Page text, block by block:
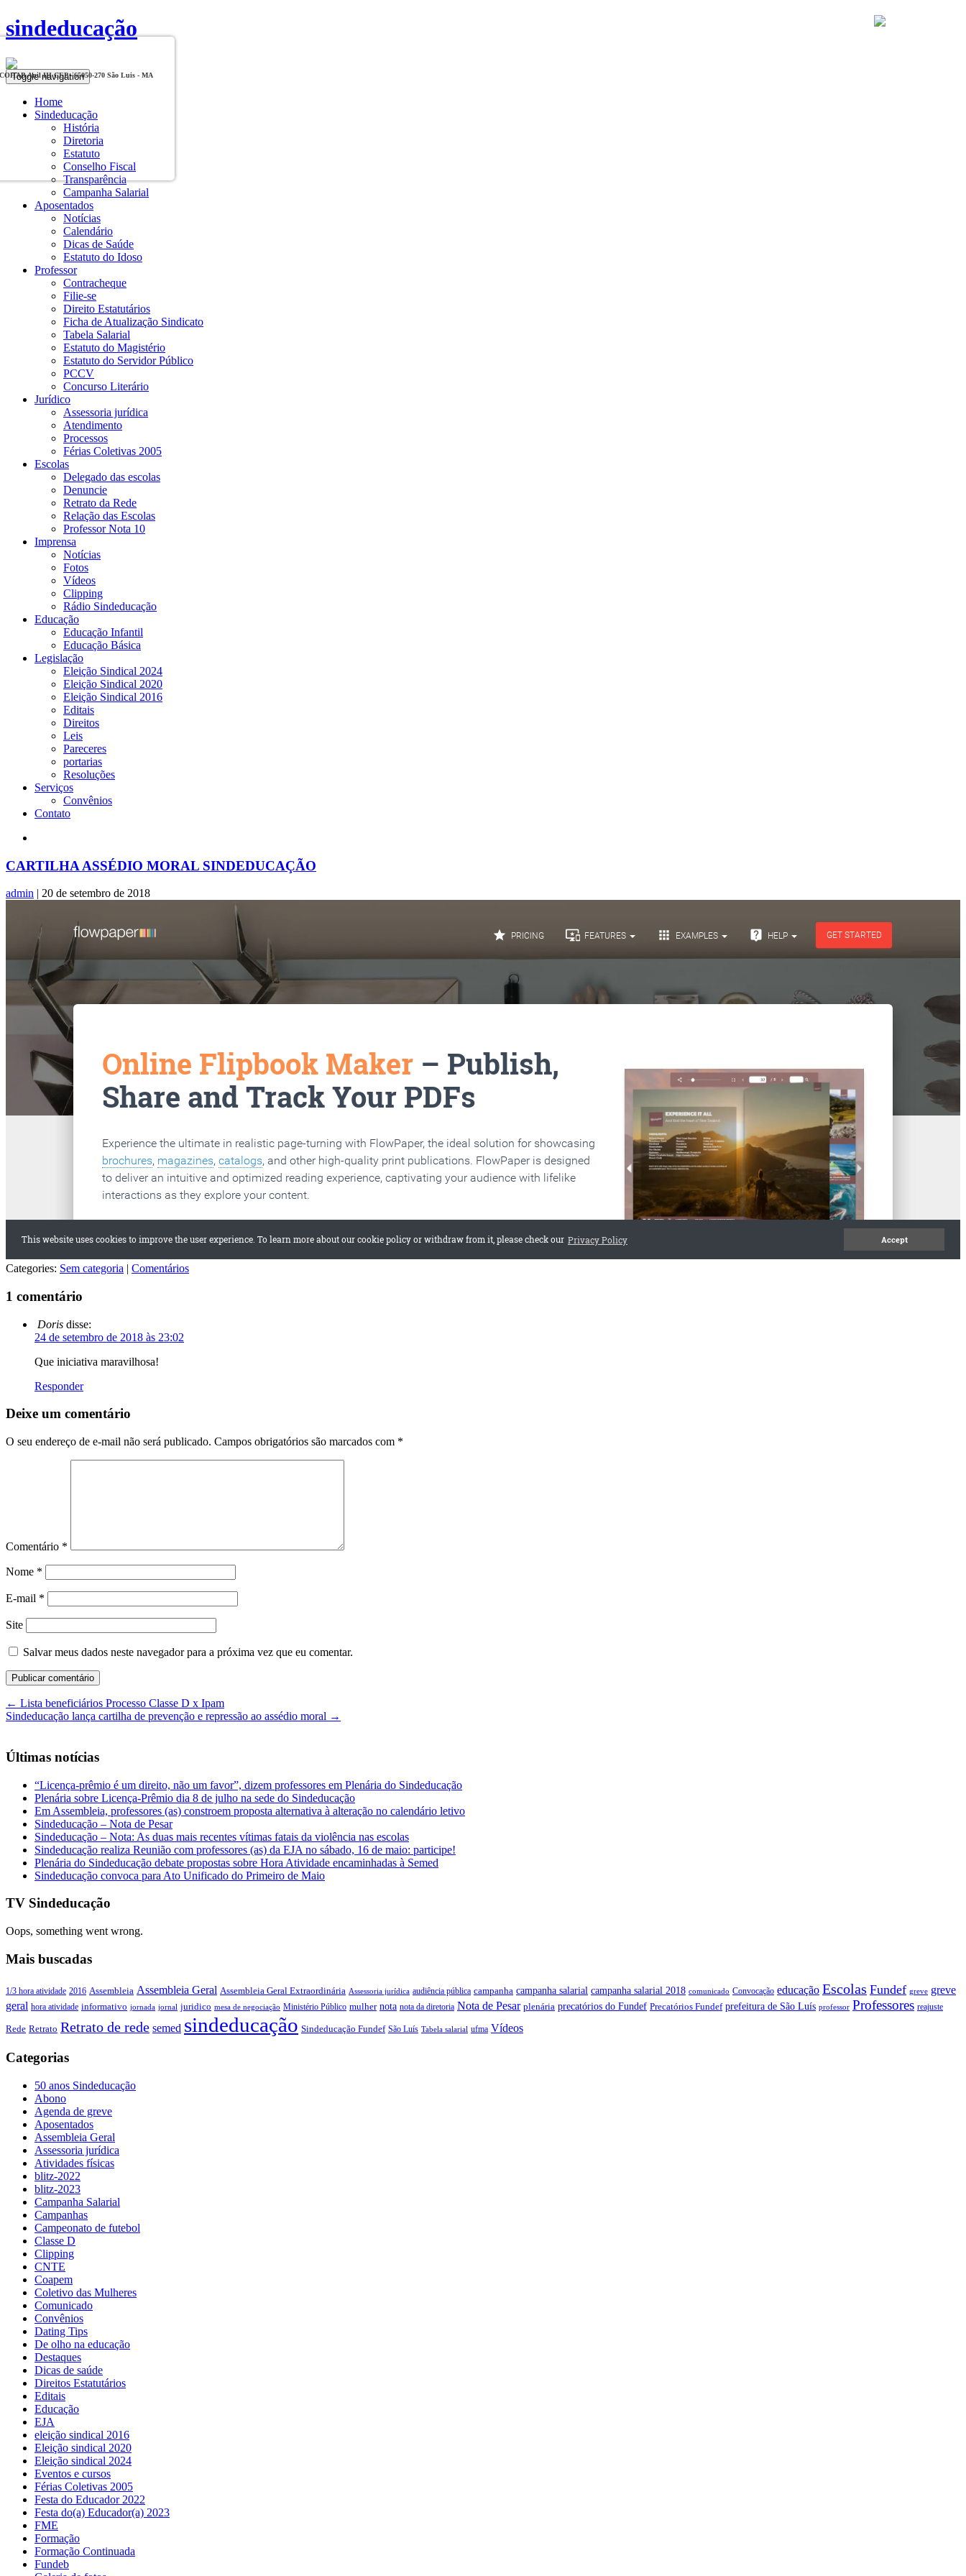
sindeducação
Toggle navigation
Home
Sindeducação
História
Diretoria
Estatuto
Conselho Fiscal
Transparência
Campanha Salarial
Aposentados
Notícias
Calendário
Dicas de Saúde
Estatuto do Idoso
Professor
Contracheque
Filie-se
Direito Estatutários
Ficha de Atualização Sindicato
Tabela Salarial
Estatuto do Magistério
Estatuto do Servidor Público
PCCV
Concurso Literário
Jurídico
Assessoria jurídica
Atendimento
Processos
Férias Coletivas 2005
Escolas
Delegado das escolas
Denuncie
Retrato da Rede
Relação das Escolas
Professor Nota 10
Imprensa
Notícias
Fotos
Vídeos
Clipping
Rádio Sindeducação
Educação
Educação Infantil
Educação Básica
Legislação
Eleição Sindical 2024
Eleição Sindical 2020
Eleição Sindical 2016
Editais
Direitos
Leis
Pareceres
portarias
Resoluções
Serviços
Convênios
Contato
CARTILHA ASSÉDIO MORAL SINDEDUCAÇÃO
admin | 20 de setembro de 2018
Categories: Sem categoria | Comentários
1 comentário
Doris disse:
24 de setembro de 2018 às 23:02
Que iniciativa maravilhosa!
Responder
Deixe um comentário
O seu endereço de e-mail não será publicado. Campos obrigatórios são marcados com *
Comentário *
Nome *
E-mail *
Site
Salvar meus dados neste navegador para a próxima vez que eu comentar.
← Lista beneficiários Processo Classe D x Ipam
Sindeducação lança cartilha de prevenção e repressão ao assédio moral →
Últimas notícias
“Licença-prêmio é um direito, não um favor”, dizem professores em Plenária do Sindeducação
Plenária sobre Licença-Prêmio dia 8 de julho na sede do Sindeducação
Em Assembleia, professores (as) constroem proposta alternativa à alteração no calendário letivo
Sindeducação – Nota de Pesar
Sindeducação – Nota: As duas mais recentes vítimas fatais da violência nas escolas
Sindeducação realiza Reunião com professores (as) da EJA no sábado, 16 de maio: participe!
Plenária do Sindeducação debate propostas sobre Hora Atividade encaminhadas à Semed
Sindeducação convoca para Ato Unificado do Primeiro de Maio
TV Sindeducação
Oops, something went wrong.
Mais buscadas
1/3 hora atividade 2016 Assembleia Assembleia Geral Assembleia Geral Extraordinária Assessoria jurídica audiência pública campanha campanha salarial campanha salarial 2018 comunicado Convocação educação Escolas Fundef greve greve
geral hora atividade informativo jornada jornal juridico mesa de negociação Ministério Público mulher nota nota da diretoria Nota de Pesar plenária precatórios do Fundef Precatórios Fundef prefeitura de São Luís professor Professores reajuste
Rede Retrato Retrato de rede semed sindeducação Sindeducação Fundef São Luís Tabela salarial ufma Vídeos
Categorias
50 anos Sindeducação
Abono
Agenda de greve
Aposentados
Assembleia Geral
Assessoria jurídica
Atividades físicas
blitz-2022
blitz-2023
Campanha Salarial
Campanhas
Campeonato de futebol
Classe D
Clipping
CNTE
Coapem
Coletivo das Mulheres
Comunicado
Convênios
Dating Tips
De olho na educação
Destaques
Dicas de saúde
Direitos Estatutários
Editais
Educação
EJA
eleição sindical 2016
Eleição sindical 2020
Eleição sindical 2024
Eventos e cursos
Férias Coletivas 2005
Festa do Educador 2022
Festa do(a) Educador(a) 2023
FME
Formação
Formação Continuada
Fundeb
COHAB Anil III CEP - 65050-270 São Luis - MA